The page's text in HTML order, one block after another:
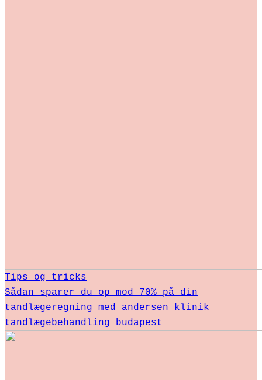
Tips og tricks
Sådan sparer du op mod 70% på din
tandlægeregning med andersen klinik
tandlægebehandling budapest